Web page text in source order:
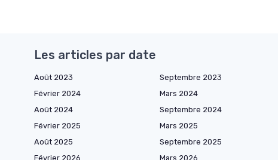
Les articles par date
Août 2023 Septembre 2023
Février 2024
Mars 2024
Août 2024
Septembre 2024
Février 2025
Mars 2025
Août 2025
Septembre 2025
Février 2026
Mars 2026